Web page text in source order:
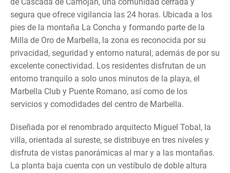
segura que ofrece vigilancia las 24 horas. Ubicada a los
pies de la montaña La Concha y formando parte de la
Milla de Oro de Marbella, la zona es reconocida por su
privacidad, seguridad y entorno natural, además de por su
excelente conectividad. Los residentes disfrutan de un
entorno tranquilo a solo unos minutos de la playa, el
Marbella Club y Puente Romano, así como de los
servicios y comodidades del centro de Marbella.
Diseñada por el renombrado arquitecto Miguel Tobal, la
villa, orientada al sureste, se distribuye en tres niveles y
disfruta de vistas panorámicas al mar y a las montañas.
La planta baja cuenta con un vestíbulo de doble altura